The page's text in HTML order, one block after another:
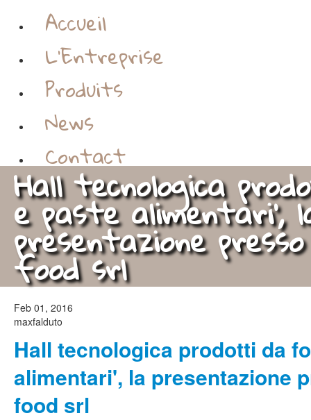
Accueil
L'Entreprise
Produits
News
Contact
Hall tecnologica
e paste alimentari',
presentazione presso
food srl
Feb 01, 2016
maxfalduto
Hall tecnologica prodotti da
alimentari', la presentazione
food srl